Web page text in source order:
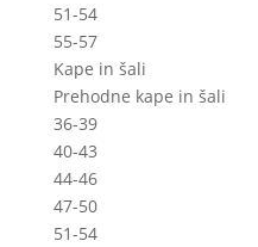
51-54
55-57
Kape in šali
Prehodne kape in šali
36-39
40-43
44-46
47-50
51-54